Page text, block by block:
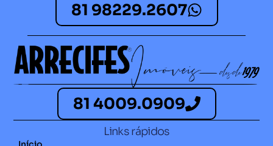
81 98229.2607​
81 4009.0909
Links rápidos